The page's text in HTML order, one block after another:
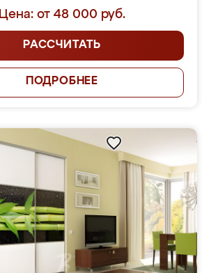
Цена: от 48 000 руб.
РАССЧИТАТЬ
ПОДРОБНЕЕ